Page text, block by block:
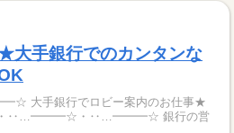
手銀行でのカンタンな
仕事★